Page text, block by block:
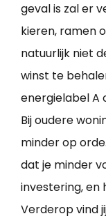
geval is zal er
kieren, ramen
natuurlijk niet
winst te
energielabel A
Bij oudere
minder op
dat je minder
investering, en
Verderop vind